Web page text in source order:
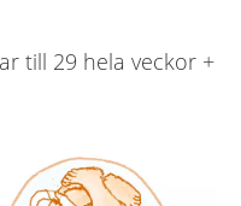
till 29 hela veckor +